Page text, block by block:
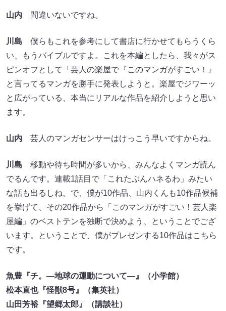
山内 間違いないですね。
川島 僕らもこれを参考にして書店に行かせてもらうくら
い、もうバイブルですよ。これを本編としたら、我々がス
ピンオフとして「芸人の楽屋で『このマンガがすごい！』
と言ってるマンガを勝手に発表しようと。楽屋でジワーッ
と広がっている、本当にリアルな作品を紹介しようと思い
ます。
山内 芸人のマンガセンサーはけっこう早いですからね。
川島 移動や待ち時間が多いから、みんなよくマンガ読ん
でるんです。連載1話目で「これたぶんハネるわ」みたい
な話も出るしね。で、僕が10作品、山内くんも10作品候補
を挙げて、その20作品から「このマンガがすごい！芸人楽
屋編」のベストテンを独断で決めよう、ということでござ
います。ということで、僕がプレゼンする10作品はこちら
です。
魚豊『チ。―地球の運動について―』（小学館）
松本直也『怪獣8号』（集英社）
山田芳裕『望郷太郎』（講談社）